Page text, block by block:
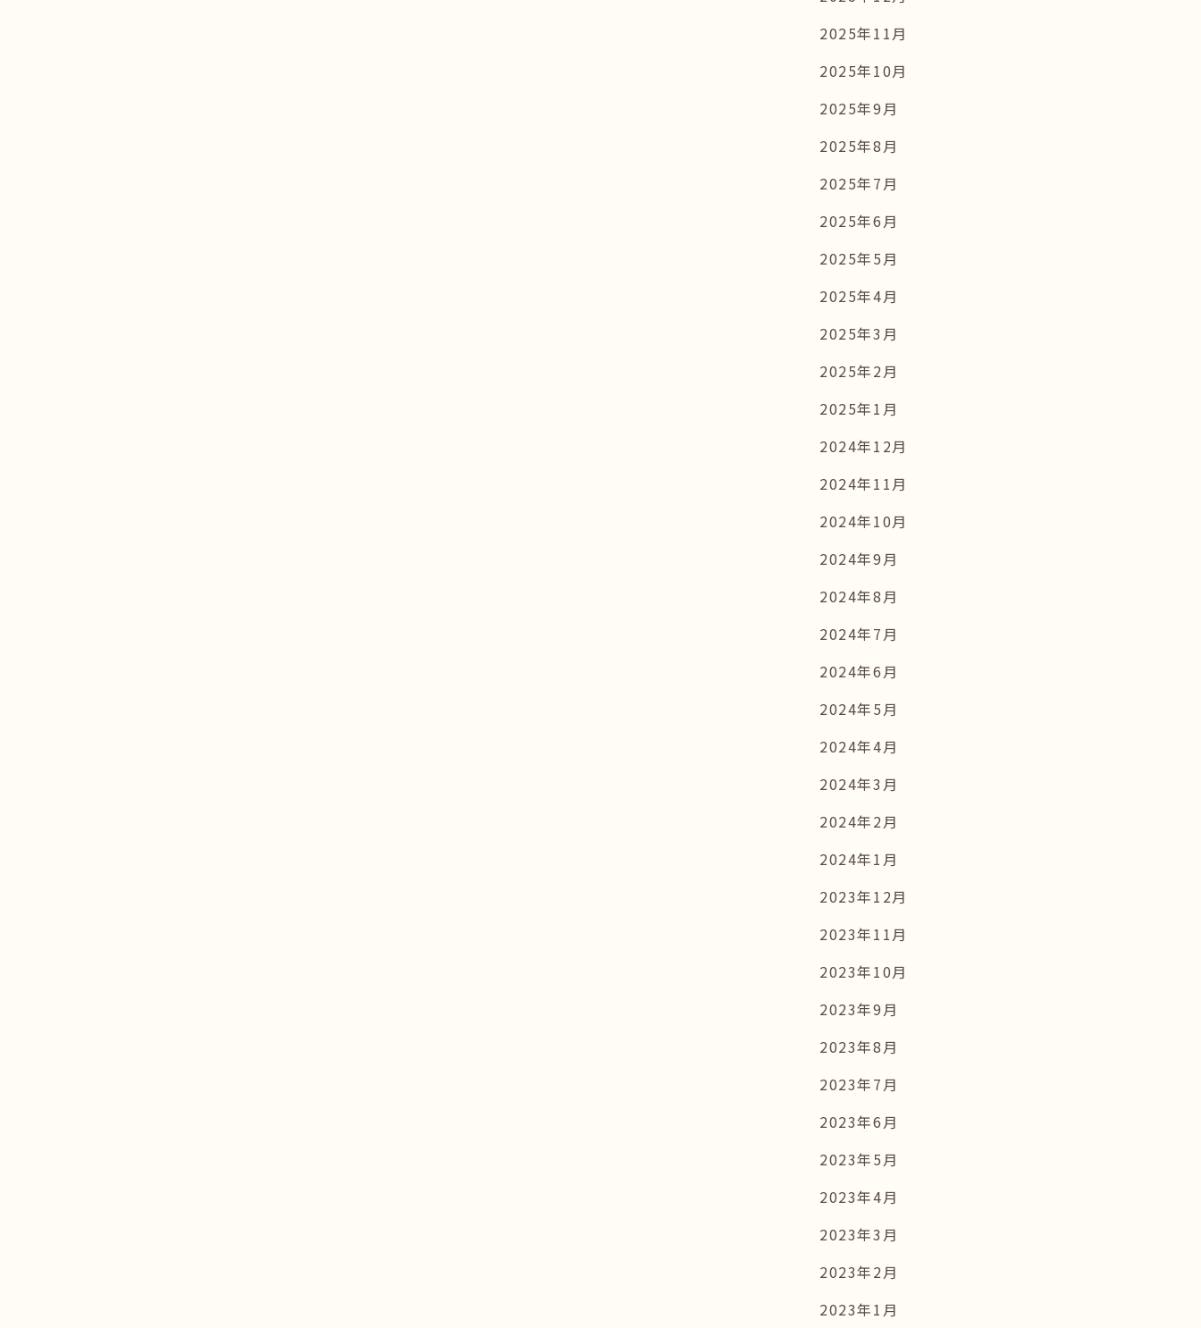
2025年11月
2025年10月
2025年9月
2025年8月
2025年7月
2025年6月
2025年5月
2025年4月
2025年3月
2025年2月
2025年1月
2024年12月
2024年11月
2024年10月
2024年9月
2024年8月
2024年7月
2024年6月
2024年5月
2024年4月
2024年3月
2024年2月
2024年1月
2023年12月
2023年11月
2023年10月
2023年9月
2023年8月
2023年7月
2023年6月
2023年5月
2023年4月
2023年3月
2023年2月
2023年1月